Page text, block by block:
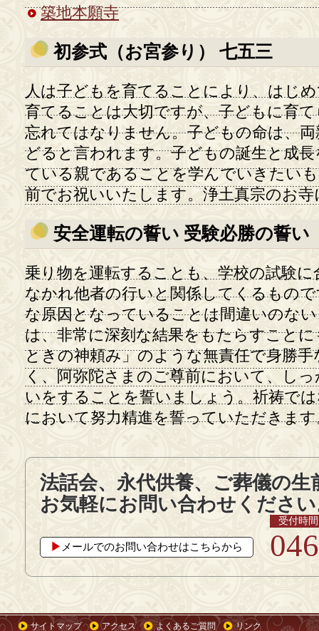
築地本願寺
初参式（お宮参り） 七五三
人は子どもを育てることにより、はじ
育てることは大切ですが、子どもに育
忘れてはなりません。子どもの命は、
どると言われます。子どもの誕生と成
ている親であることを学んでいきたい
前でお祝いいたします。浄土真宗のお
安全運転の誓い 受験必勝の誓い
乗り物を運転することも、学校の試験
なかれ他者の行いと関係してくるもの
な原因となっていることは間違いのな
は、非常に深刻な結果をもたらすこと
ときの神頼み」のような無責任で身勝
く、阿弥陀さまのご尊前において、し
いをすることを誓いましょう。祈祷で
において努力精進を誓っていただきます
法話会、永代供養、ご葬儀の生
お気軽にお問い合わせくださ
▶︎ メールでのお問い合わせはこちらから
受付時
サイトマップ アクセス よくあるご質問 リンク